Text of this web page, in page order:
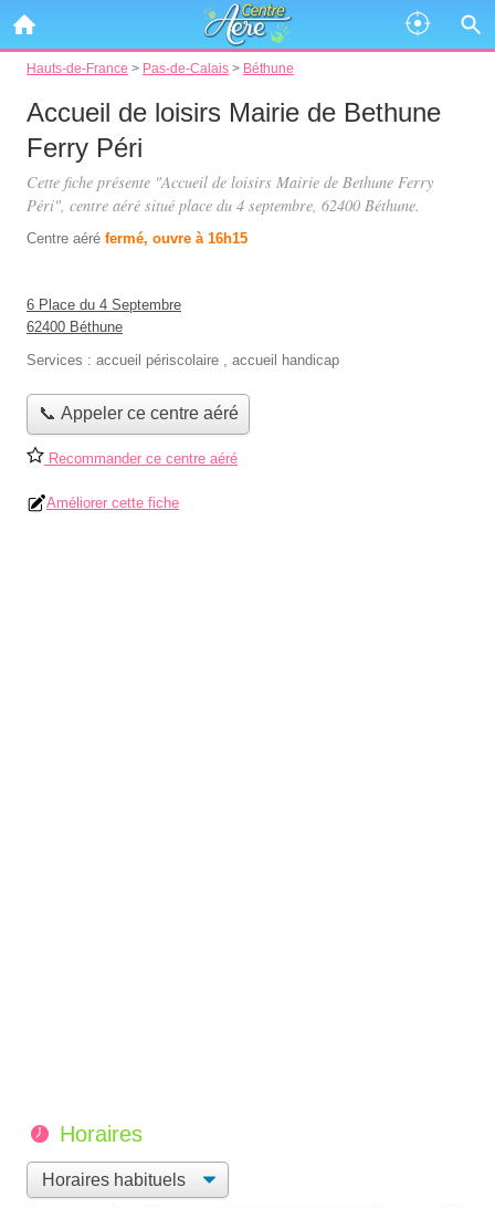
Hauts-de-France > Pas-de-Calais > Béthune
Accueil de loisirs Mairie de Bethune
Ferry Péri
Cette fiche présente "Accueil de loisirs Mairie de Bethune Ferry
Péri", centre aéré situé place du 4 septembre, 62400 Béthune.
Centre aéré fermé, ouvre à 16h15
6 Place du 4 Septembre
62400 Béthune
Services : accueil périscolaire , accueil handicap
📞 Appeler ce centre aéré
Recommander ce centre aéré
Améliorer cette fiche
Horaires